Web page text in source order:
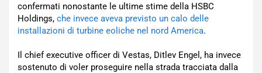
confermati nonostante le ultime stime della HSBC
Holdings, che invece aveva previsto un calo delle
installazioni di turbine eoliche nel nord America.
Il chief executive officer di Vestas, Ditlev Engel, ha invece
sostenuto di voler proseguire nella strada tracciata dalla